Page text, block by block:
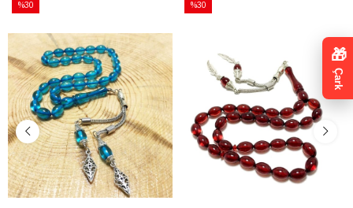
%30
%30İndirim
%30
🎁
Çark